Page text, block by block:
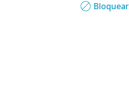
Bloquear